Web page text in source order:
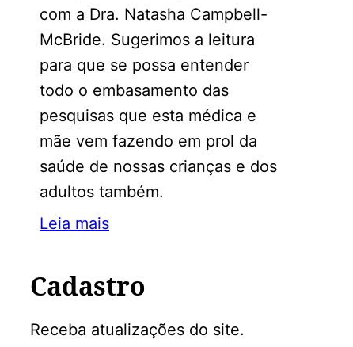
com a Dra. Natasha Campbell-
McBride. Sugerimos a leitura
para que se possa entender
todo o embasamento das
pesquisas que esta médica e
mãe vem fazendo em prol da
saúde de nossas crianças e dos
adultos também.
Leia mais
Cadastro
Receba atualizações do site.